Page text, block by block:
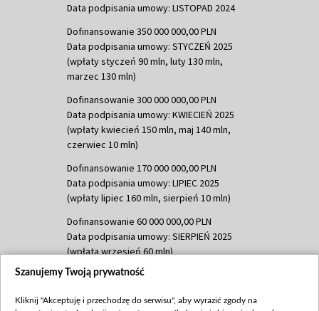
Data podpisania umowy: LISTOPAD 2024
Dofinansowanie 350 000 000,00 PLN
Data podpisania umowy: STYCZEŃ 2025
(wpłaty styczeń 90 mln, luty 130 mln,
marzec 130 mln)
Dofinansowanie 300 000 000,00 PLN
Data podpisania umowy: KWIECIEŃ 2025
(wpłaty kwiecień 150 mln, maj 140 mln,
czerwiec 10 mln)
Dofinansowanie 170 000 000,00 PLN
Data podpisania umowy: LIPIEC 2025
(wpłaty lipiec 160 mln, sierpień 10 mln)
Dofinansowanie 60 000 000,00 PLN
Data podpisania umowy: SIERPIEŃ 2025
(wpłata wrzesień 60 mln)
Dofinansowanie 635 783 051,21 PLN
(wpłata wrzesień 100 mln, październik 350
Szanujemy Twoją prywatność
Kliknij "Akceptuję i przechodzę do serwisu", aby wyrazić zgody na